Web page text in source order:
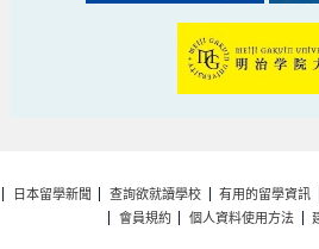
日本留學新聞 查詢欲就讀學校 有用的留學資訊
會員規約
個人資料使用方法